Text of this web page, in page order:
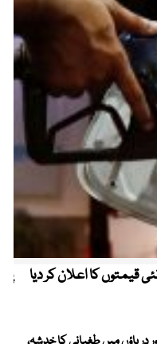
قیمتوں کا اعلان کر دیا